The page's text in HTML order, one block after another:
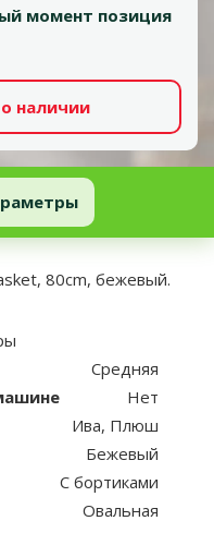
момент позиция
наличии
80cm, бежевый
80cm, бежевый.
Средняя
Нет
Ива, Плюш
Бежевый
С бортиками
Овальная